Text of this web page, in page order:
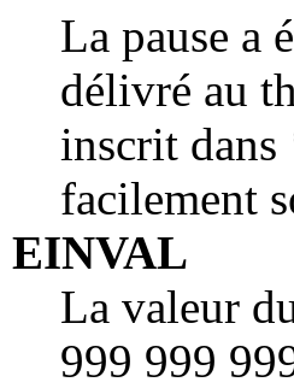
La pause a
délivré au
inscrit dans
facilement
EINVAL
La valeur
999 999